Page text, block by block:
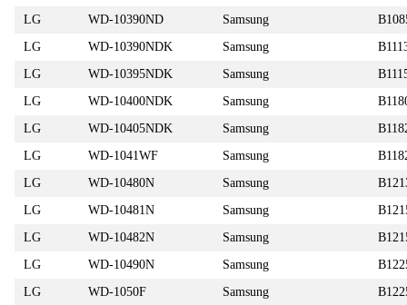
LG
WD-10390ND Samsung
LG
WD-10390NDK Samsung
LG
WD-10395NDK Samsung
LG
WD-10400NDK Samsung
LG
WD-10405NDK Samsung
LG
WD-1041WF Samsung
LG
WD-10480N Samsung
LG
WD-10481N Samsung
LG
WD-10482N Samsung
LG
WD-10490N Samsung
LG
WD-1050F Samsung